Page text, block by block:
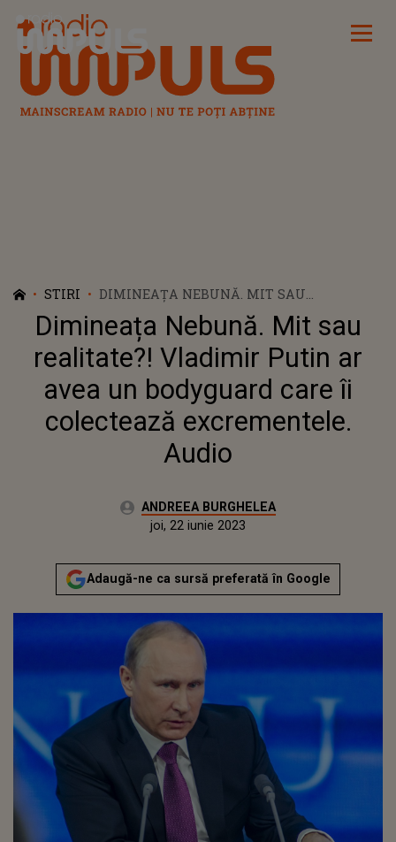
Radio Impuls
STIRI
DIMINEAȚA NEBUNĂ. MIT SAU
REALITATE?! VLADIMIR PUTIN AR AVEA
UN BODYGUARD CARE ÎI COLECTEAZĂ
EXCREMENTELE. AUDIO
Dimineața Nebună. Mit sau
realitate?! Vladimir Putin ar
avea un bodyguard care îi
colectează excrementele.
Audio
Autor:ANDREEA BURGHELEA
Actualizat:
joi, 22 iunie 2023
Adaugă-ne ca sursă preferată în Google